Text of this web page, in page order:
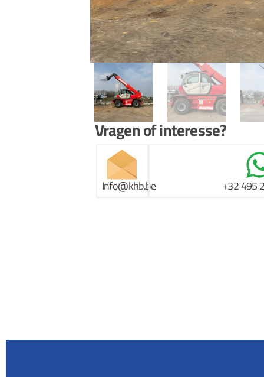
Vragen of interesse?
Info@khb.be +32 495